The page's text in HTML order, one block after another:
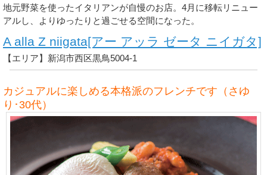
地元野菜を使ったイタリアンが自慢のお店。4月に移転リニュー
アルし、よりゆったりと過ごせる空間になった。
A alla Z niigata[アー アッラ ゼータ ニイガタ]
【エリア】新潟市西区黒鳥5004-1
カジュアルに楽しめる本格派のフレンチです（さゆ
り･30代）